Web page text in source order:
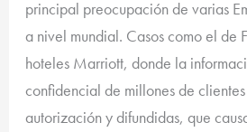
principal preocupación de varias
a nivel mundial. Casos como el de
hoteles Marriott, donde la
confidencial de millones de
autorización y difundidas, que